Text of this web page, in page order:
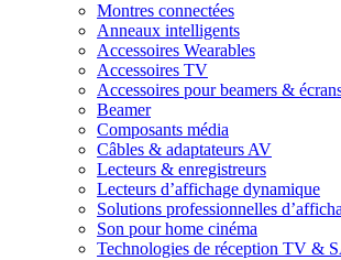
Montres connectées
Anneaux intelligents
Accessoires Wearables
Accessoires TV
Accessoires pour beamers &
Beamer
Composants média
Câbles & adaptateurs AV
Lecteurs & enregistreurs
Lecteurs d’affichage dynamique
Solutions professionnelles
Son pour home cinéma
Technologies de réception TV &